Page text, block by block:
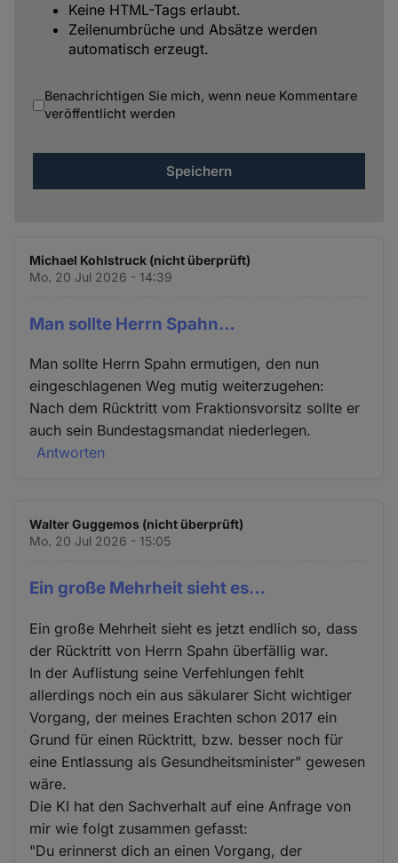
Keine HTML-Tags erlaubt.
Zeilenumbrüche und Absätze werden
automatisch erzeugt.
Benachrichtigen Sie mich, wenn neue Kommentare
veröffentlicht werden
Michael Kohlstruck (nicht überprüft)
Mo. 20 Jul 2026 - 14:39
Man sollte Herrn Spahn…
Man sollte Herrn Spahn ermutigen, den nun
eingeschlagenen Weg mutig weiterzugehen:
Nach dem Rücktritt vom Fraktionsvorsitz sollte er
auch sein Bundestagsmandat niederlegen.
Antworten
Walter Guggemos (nicht überprüft)
Mo. 20 Jul 2026 - 15:05
Ein große Mehrheit sieht es…
Ein große Mehrheit sieht es jetzt endlich so, dass
der Rücktritt von Herrn Spahn überfällig war.
In der Auflistung seine Verfehlungen fehlt
allerdings noch ein aus säkularer Sicht wichtiger
Vorgang, der meines Erachten schon 2017 ein
Grund für einen Rücktritt, bzw. besser noch für
eine Entlassung als Gesundheitsminister" gewesen
wäre.
Die KI hat den Sachverhalt auf eine Anfrage von
mir wie folgt zusammen gefasst:
"Du erinnerst dich an einen Vorgang, der